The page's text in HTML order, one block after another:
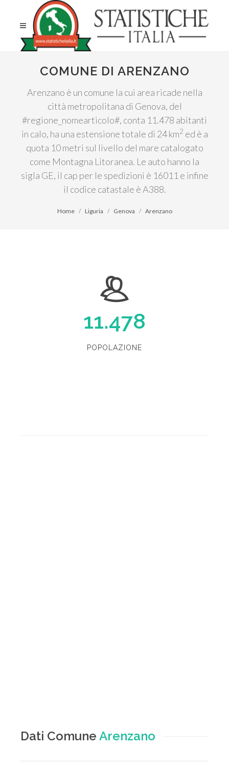
COMUNE DI ARENZANO
Arenzano è un comune la cui area ricade nella
città metropolitana di Genova, del
#regione_nomearticolo#, conta 11.478 abitanti
in calo, ha una estensione totale di 24 km2 ed è a
quota 10 metri sul livello del mare catalogato
come Montagna Litoranea. Le auto hanno la
sigla GE, il cap per le spedizioni è 16011 e infine
il codice catastale è A388.
Home Liguria Genova Arenzano
11.478
POPOLAZIONE
Dati Comune Arenzano